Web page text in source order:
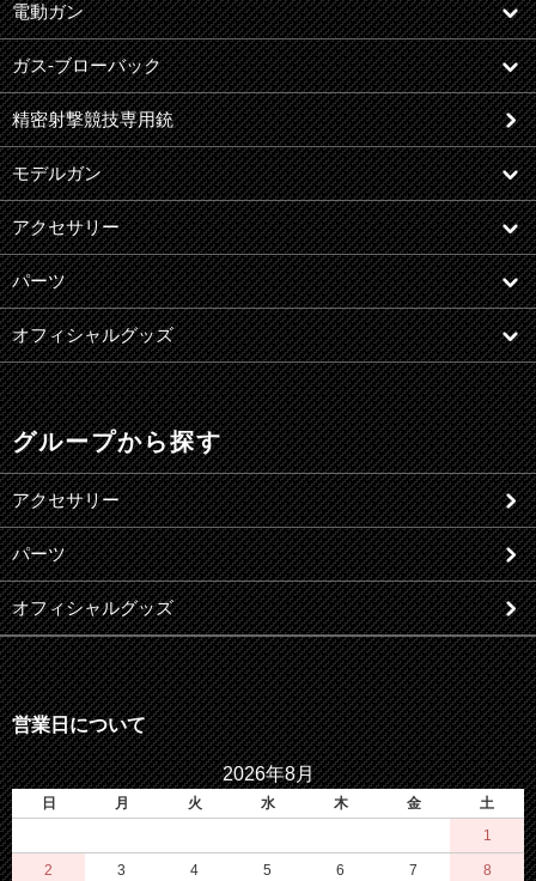
電動ガン
ガス-ブローバック
精密射撃競技専用銃
モデルガン
アクセサリー
パーツ
オフィシャルグッズ
グループから探す
アクセサリー
パーツ
オフィシャルグッズ
営業日について
2026年8月
日 月 火 水 木 金
土
1
2 3 4 5 6 7 8